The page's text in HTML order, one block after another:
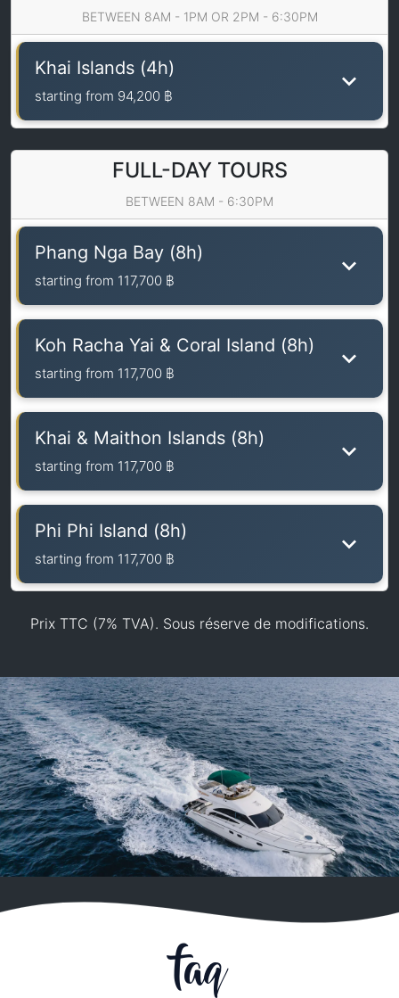
BETWEEN 8AM - 1PM OR 2PM - 6:30PM
Khai Islands (4h)
starting from 94,200 ฿
FULL-DAY TOURS
BETWEEN 8AM - 6:30PM
Phang Nga Bay (8h)
starting from 117,700 ฿
Koh Racha Yai & Coral Island (8h)
starting from 117,700 ฿
Khai & Maithon Islands (8h)
starting from 117,700 ฿
Phi Phi Island (8h)
starting from 117,700 ฿
Prix TTC (7% TVA). Sous réserve de modifications.
faq